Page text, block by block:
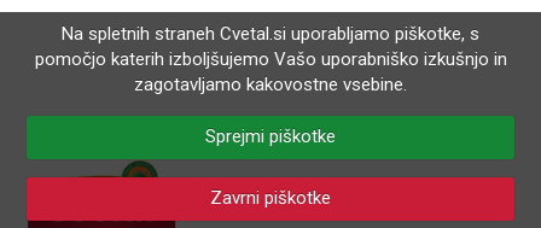
Na spletnih straneh Cvetal.si uporabljamo piškotke, s
pomočjo katerih izboljšujemo Vašo uporabniško izkušnjo in
zagotavljamo kakovostne vsebine.
Sprejmi piškotke
Zavrni piškotke